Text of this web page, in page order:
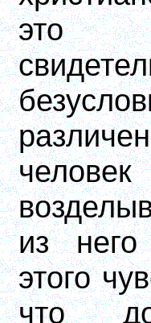
это
из
этого
что